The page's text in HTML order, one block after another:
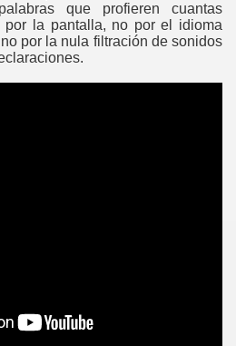
que profieren cuantas
por la pantalla, no por el idioma
por la nula filtración de sonidos